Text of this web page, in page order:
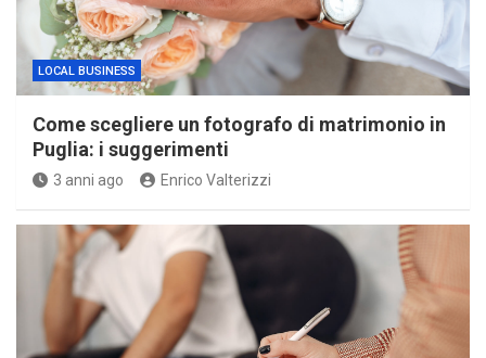
LOCAL BUSINESS
Come scegliere un fotografo di matrimonio in
Puglia: i suggerimenti
3 anni ago Enrico Valterizzi